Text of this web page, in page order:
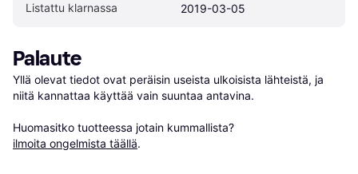
Listattu klarnassa 2019-03-05
Palaute
Yllä olevat tiedot ovat peräisin useista ulkoisista lähteistä, ja
niitä kannattaa käyttää vain suuntaa antavina.
Huomasitko tuotteessa jotain kummallista?
ilmoita ongelmista täällä.